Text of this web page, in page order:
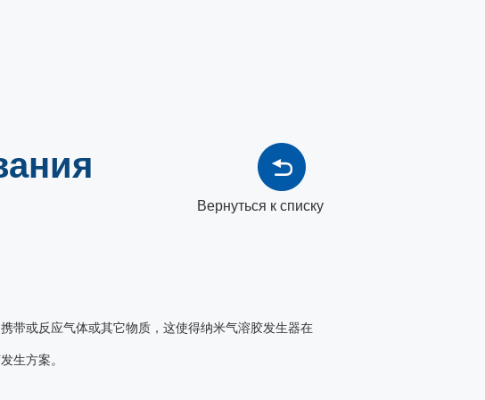
Вернуться к списку
带或反应气体或其它物质，这使得纳米气溶胶发生器在
生方案。